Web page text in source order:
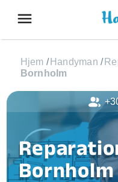
menu
Hjem / Handyman /
Bornholm
Bornholm